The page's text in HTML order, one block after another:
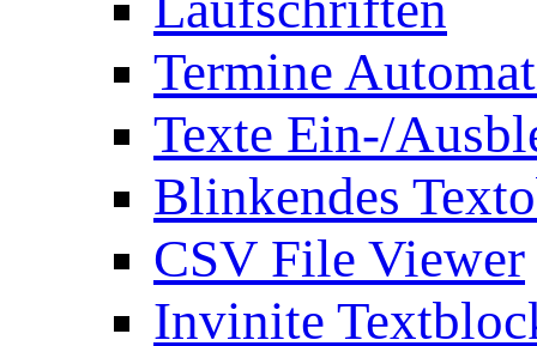
Termine
Texte Ein-/
Blinkendes
CSV File Viewer
Invinite